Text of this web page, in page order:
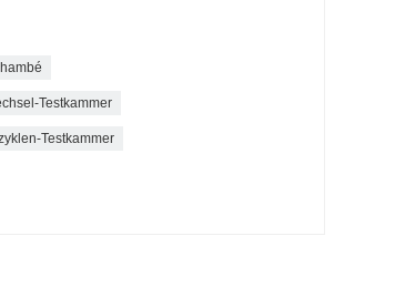
Testkammer
Testkammer